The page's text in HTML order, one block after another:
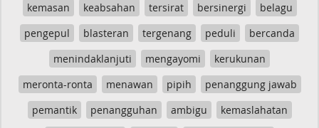
kemasan
keabsahan tersirat bersinergi
belagu
pengepul
blasteran tergenang peduli
bercanda
menindaklanjuti
mengayomi
kerukunan
meronta-ronta
menawan pipih
penanggung jawab
pemantik
penangguhan ambigu
kemaslahatan